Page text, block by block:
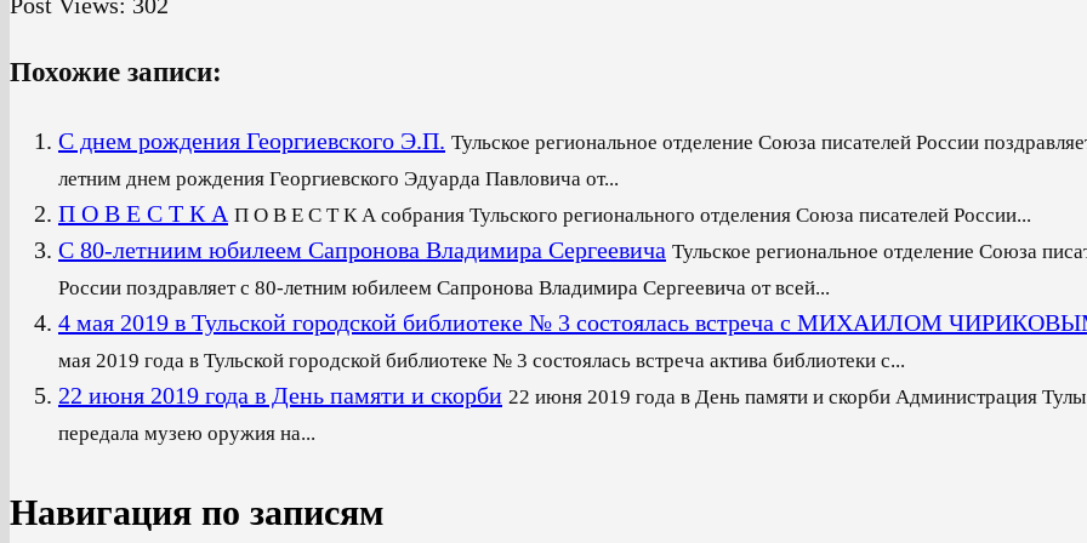
Похожие записи:
С днем рождения Георгиевского Э.П. Тульское региональное отделение Союза писателей России
летним днем рождения Георгиевского Эдуарда Павловича от...
П О В Е С Т К А П О В Е С Т К А собрания Тульского регионального отделения Союза писателей России...
С 80-летниим юбилеем Сапронова Владимира Сергеевича Тульское региональное отделение Союза
России поздравляет с 80-летним юбилеем Сапронова Владимира Сергеевича от всей...
4 мая 2019 в Тульской городской библиотеке № 3 состоялась встреча с МИХАИЛОМ
мая 2019 года в Тульской городской библиотеке № 3 состоялась встреча актива библиотеки с...
22 июня 2019 года в День памяти и скорби 22 июня 2019 года в День памяти и скорби Администрация Тулы
передала музею оружия на...
Навигация по записям